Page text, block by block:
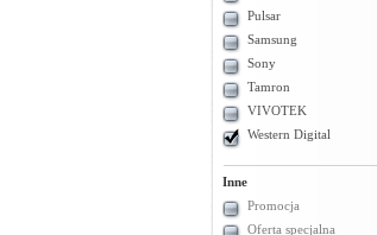
Pulsar
Samsung
Sony
Tamron
VIVOTEK
Western Digital
Inne
Promocja
Oferta specjalna